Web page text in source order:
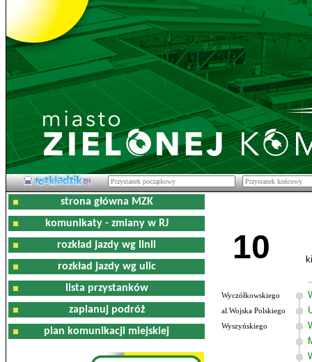
strona główna MZK
komunikaty - zmiany w RJ
rozkład jazdy wg linii
rozkład jazdy wg ulic
lista przystanków
zaplanuj podróż
plan komunikacji miejskiej
10
Wyczółkowskiego
al.Wojska Polskiego
Wyszyńskiego